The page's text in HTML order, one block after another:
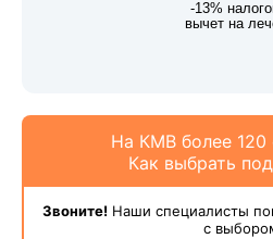
-13%
вычет на
На КМВ более 120
Как выбрать
Звоните!Наши специалисты
с